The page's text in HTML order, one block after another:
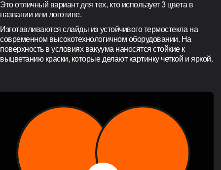
Это отличный вариант для тех, кто использует 3 цвета в
названии или логотипе.
Изготавливаются слайды из устойчивого термостекла на
современном высокотехнологичном оборудовании. На
поверхность в условиях вакуума наносятся стойкие к
выцветанию краски, которые делают картинку четкой и яркой.